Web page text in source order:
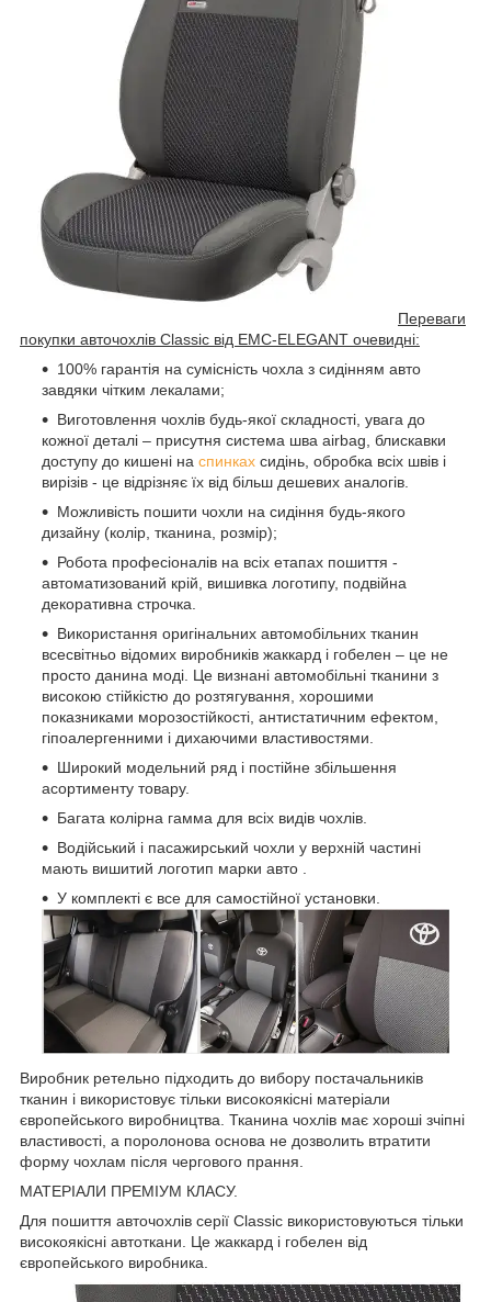
Переваги
покупки авточохлів Classic від EMC-ELEGANT очевидні:
100% гарантія на сумісність чохла з сидінням авто
завдяки чітким лекалами;
Виготовлення чохлів будь-якої складності, увага до
кожної деталі – присутня система шва airbag, блискавки
доступу до кишені на спинках сидінь, обробка всіх швів і
вирізів - це відрізняє їх від більш дешевих аналогів.
Можливість пошити чохли на сидіння будь-якого
дизайну (колір, тканина, розмір);
Робота професіоналів на всіх етапах пошиття -
автоматизований крій, вишивка логотипу, подвійна
декоративна строчка.
Використання оригінальних автомобільних тканин
всесвітньо відомих виробників жаккард і гобелен – це не
просто данина моді. Це визнані автомобільні тканини з
високою стійкістю до розтягування, хорошими
показниками морозостійкості, антистатичним ефектом,
гіпоалергенними і дихаючими властивостями.
Широкий модельний ряд і постійне збільшення
асортименту товару.
Багата колірна гамма для всіх видів чохлів.
Водійський і пасажирський чохли у верхній частині
мають вишитий логотип марки авто .
У комплекті є все для самостійної установки.
Виробник ретельно підходить до вибору постачальників
тканин і використовує тільки високоякісні матеріали
європейського виробництва. Тканина чохлів має хороші зчіпні
властивості, а поролонова основа не дозволить втратити
форму чохлам після чергового прання.
МАТЕРІАЛИ ПРЕМІУМ КЛАСУ.
Для пошиття авточохлів серії Classic використовуються тільки
високоякісні автоткани. Це жаккард і гобелен від
європейського виробника.